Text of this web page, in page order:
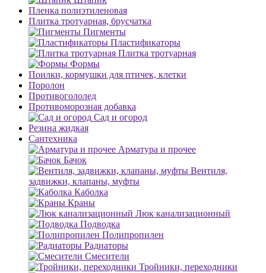
Пленка полиэтиленовая
Плитка тротуарная, брусчатка
Пигменты
Пластификаторы
Плитка тротуарная
Формы
Поилки, кормушки для птичек, клетки
Поролон
Противогололед
Противоморозная добавка
Сад и огород
Резина жидкая
Сантехника
Арматура и прочее
Бачок
Вентиля,
задвижки, клапаны, муфты
Каболка
Краны
Люк канализационный
Подводка
Полипропилен
Радиаторы
Смесители
Тройники, переходники